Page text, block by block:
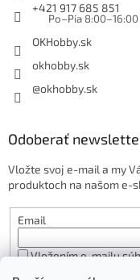
+421 917 685 851
Po–Pia 8:00–16:00
OKHobby.sk
okhobby.sk
@okhobby.sk
Odoberať
Vložte svoj e-mail a my
produktoch na našom e-
Email
Vložením e-mailu